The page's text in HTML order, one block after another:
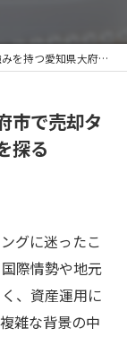
府市で売却タイミングと資産運用の最適解を探る
市で売却タ
探る
グに迷ったこ
際情勢や地元
、資産運用に
雑な背景の中